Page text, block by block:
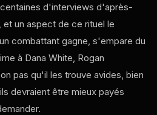
d'interviews d'après-
un aspect de ce rituel le
combattant gagne, s'empare du
à Dana White, Rogan
pas qu'il les trouve avides, bien
devraient être mieux payés